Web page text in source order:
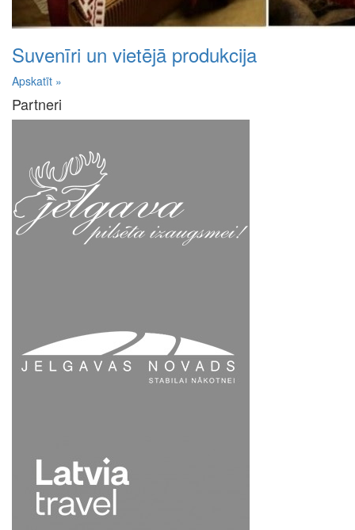
Suvenīri un vietējā produkcija
Apskatīt »
Partneri